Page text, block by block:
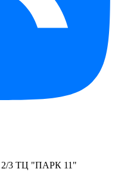
2/3 ТЦ "ПАРК 11"